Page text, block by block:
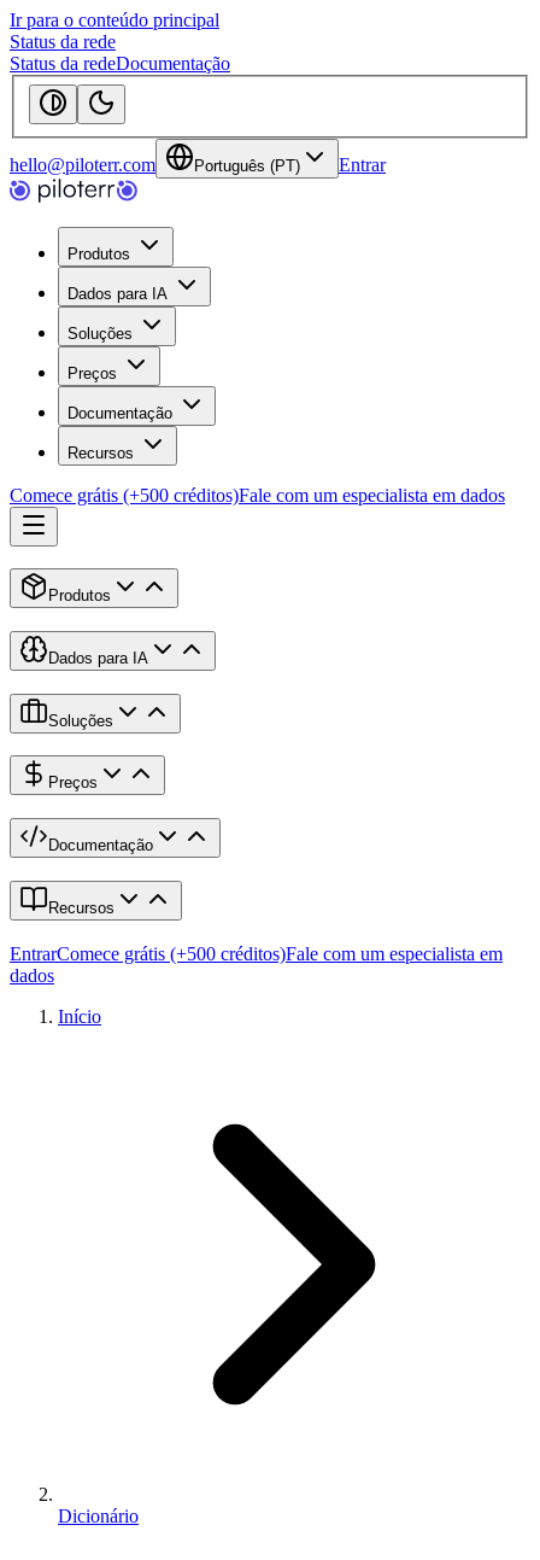
Ir para o conteúdo principal
Status da rede
Status da redeDocumentação
hello@piloterr.com Português (PT) Entrar
Produtos
Dados para IA
Soluções
Preços
Documentação
Recursos
Comece grátis (+500 créditos)Fale com um especialista em dados
Produtos
Dados para IA
Soluções
Preços
Documentação
Recursos
EntrarComece grátis (+500 créditos)Fale com um especialista em
dados
Início
Dicionário